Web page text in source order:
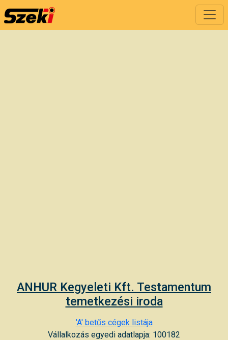
ANHUR Kegyeleti Kft. Testamentum
temetkezési iroda
'A' betűs cégek listája
Vállalkozás egyedi adatlapja: 100182